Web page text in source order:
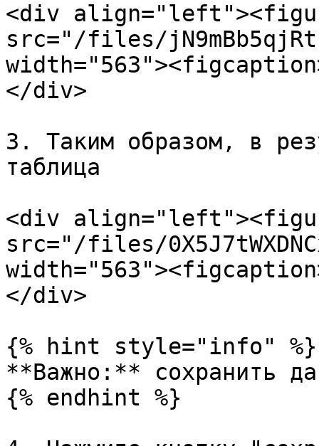
<div
src="/files/
</div>
3. Таким образом, в
таблица
<div
src="/files/
</div>
{% hint style="info" %}
**Важно:** сохранить
{% endhint %}